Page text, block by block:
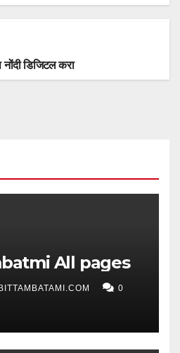
नोंदी डिजिटल करा
All pages
BITTAMBATAMI.COM 0